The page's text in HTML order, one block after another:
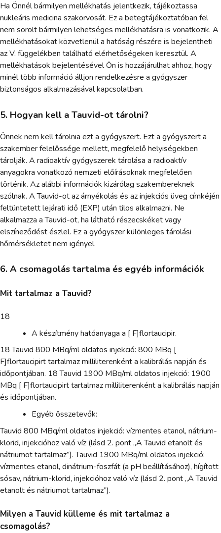
Ha Önnél bármilyen mellékhatás jelentkezik, tájékoztassa
nukleáris medicina szakorvosát. Ez a betegtájékoztatóban fel
nem sorolt bármilyen lehetséges mellékhatásra is vonatkozik. A
mellékhatásokat közvetlenül a hatóság részére is bejelentheti
az V. függelékben található elérhetőségeken keresztül. A
mellékhatások bejelentésével Ön is hozzájárulhat ahhoz, hogy
minél több információ álljon rendelkezésre a gyógyszer
biztonságos alkalmazásával kapcsolatban.
5. Hogyan kell a Tauvid-ot tárolni?
Önnek nem kell tárolnia ezt a gyógyszert. Ezt a gyógyszert a
szakember felelőssége mellett, megfelelő helyiségekben
tárolják. A radioaktív gyógyszerek tárolása a radioaktív
anyagokra vonatkozó nemzeti előírásoknak megfelelően
történik. Az alábbi információk kizárólag szakembereknek
szólnak. A Tauvid-ot az árnyékolás és az injekciós üveg címkéjén
feltüntetett lejárati idő (EXP) után tilos alkalmazni. Ne
alkalmazza a Tauvid-ot, ha látható részecskéket vagy
elszíneződést észlel. Ez a gyógyszer különleges tárolási
hőmérsékletet nem igényel.
6. A csomagolás tartalma és egyéb információk
Mit tartalmaz a Tauvid?
18
A készítmény hatóanyaga a [ F]flortaucipir.
18 Tauvid 800 MBq/ml oldatos injekció: 800 MBq [
F]flortaucipirt tartalmaz milliliterenként a kalibrálás napján és
időpontjában. 18 Tauvid 1900 MBq/ml oldatos injekció: 1900
MBq [ F]flortaucipirt tartalmaz milliliterenként a kalibrálás napján
és időpontjában.
Egyéb összetevők:
Tauvid 800 MBq/ml oldatos injekció: vízmentes etanol, nátrium-
klorid, injekcióhoz való víz (lásd 2. pont „A Tauvid etanolt és
nátriumot tartalmaz”). Tauvid 1900 MBq/ml oldatos injekció:
vízmentes etanol, dinátrium-foszfát (a pH beállításához), hígított
sósav, nátrium-klorid, injekcióhoz való víz (lásd 2. pont „A Tauvid
etanolt és nátriumot tartalmaz”).
Milyen a Tauvid külleme és mit tartalmaz a
csomagolás?